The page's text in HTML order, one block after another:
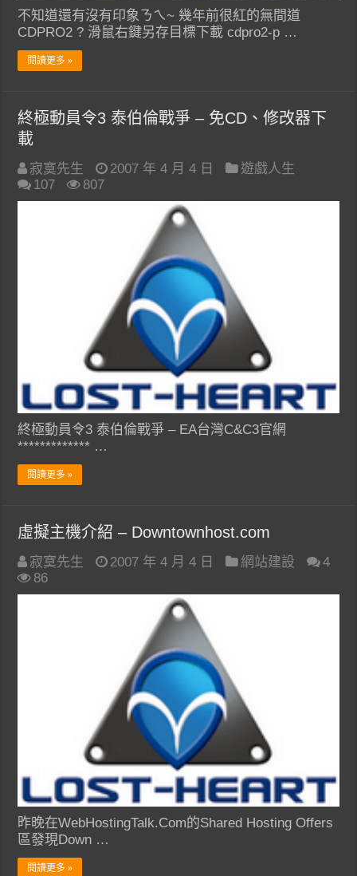
不知道還有沒有印象ㄋㄟ~ 幾年前很紅的無間道
CDPRO2 ? 滑鼠右鍵另存目標下載 cdpro2-p …
閱讀更多 »
終極動員令3 泰伯倫戰爭 – 免CD、修改器下
載
寂寞先生 2007 年 4 月 4 日
遊戲人生
107
807
終極動員令3 泰伯倫戰爭 – EA台灣C&C3官網
************* …
閱讀更多 »
虛擬主機介紹 – Downtownhost.com
寂寞先生 2007 年 4 月 4 日 網站建設
4
86
昨晚在WebHostingTalk.Com的Shared Hosting Offers
區發現Down …
閱讀更多 »